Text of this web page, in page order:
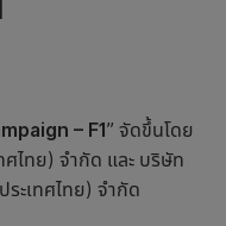
– F1” จัดขึ้นโดย
ศไทย) จำกัด และ บริษัท
ะเทศไทย) จำกัด